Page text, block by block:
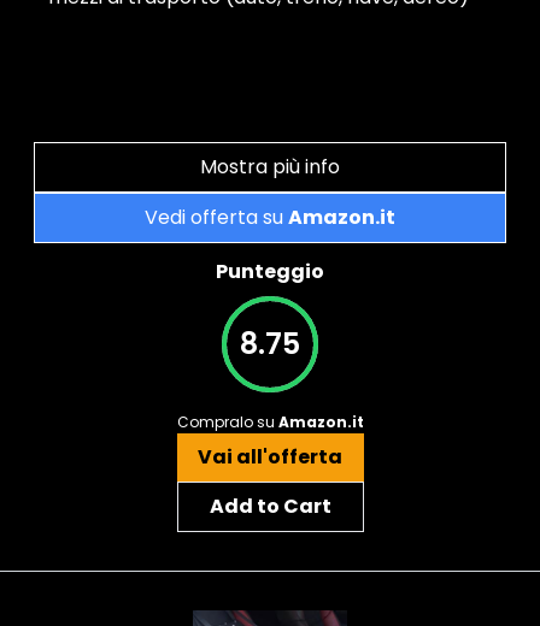
Mostra più info
Vedi offerta suAmazon.it
Punteggio
8.75
Compralo su Amazon.it
Vai all'offerta
Add to Cart